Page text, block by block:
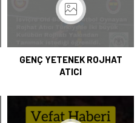
GENÇ YETENEK ROJHAT
ATICI